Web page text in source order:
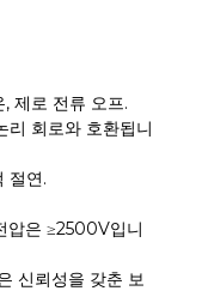
제로 전류 오프.
리 회로와 호환됩니
절연.
압은 ≥2500V입니
신뢰성을 갖춘 보